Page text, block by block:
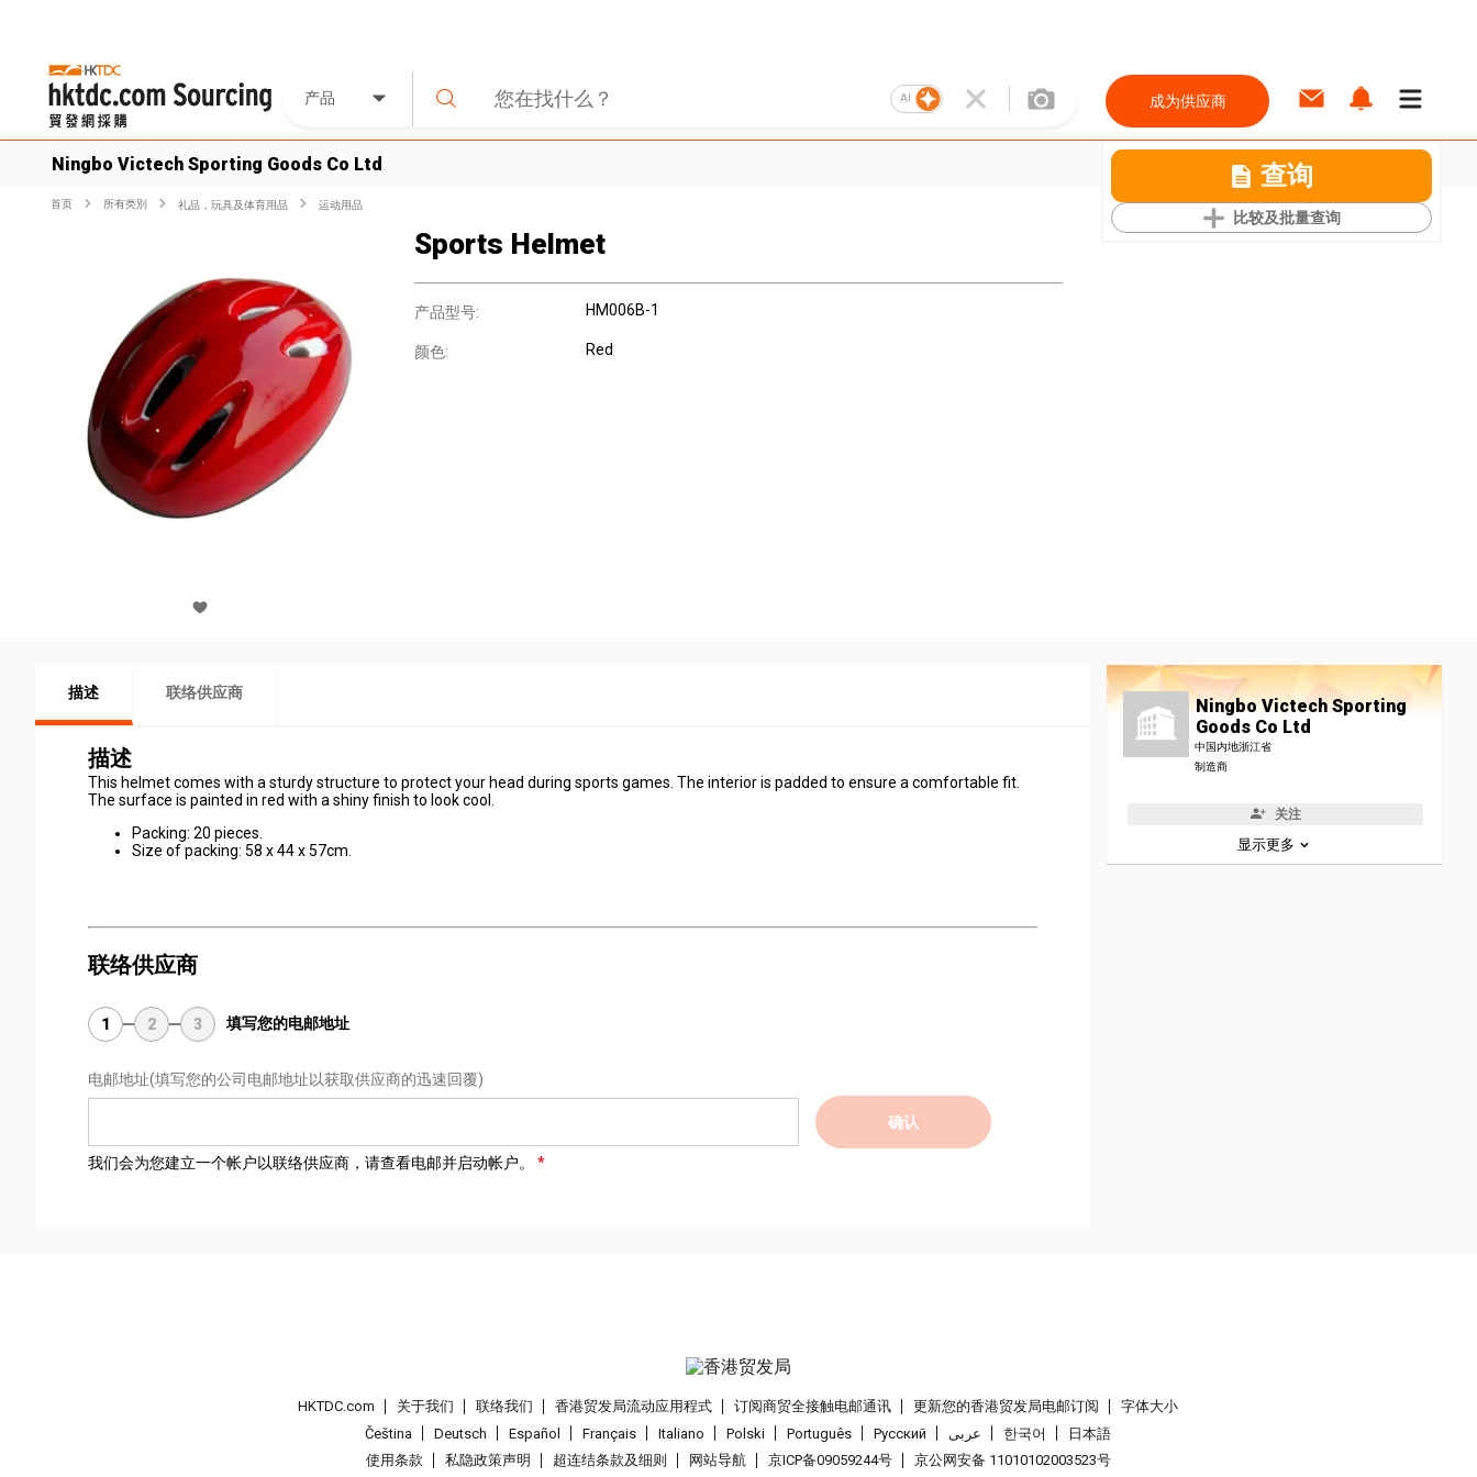
产品 AI 成为供应商
Ningbo Victech Sporting Goods Co Ltd 查询
比较及批量查询
首页 所有类別 礼品，玩具及体育用品 运动用品
Sports Helmet
产品型号: HM006B-1
颜色: Red
描述 联络供应商
描述
This helmet comes with a sturdy structure to protect your head during sports games. The interior is padded to ensure a comfortable fit.
The surface is painted in red with a shiny finish to look cool.
Packing: 20 pieces.
Size of packing: 58 x 44 x 57cm.
联络供应商
1 2 3 填写您的电邮地址
电邮地址(填写您的公司电邮地址以获取供应商的迅速回覆)
确认
我们会为您建立一个帐户以联络供应商，请查看电邮并启动帐户。
Ningbo Victech Sporting
Goods Co Ltd
中国内地浙江省
制造商
关注
显示更多
HKTDC.com 关于我们 联络我们 香港贸发局流动应用程式 订阅商贸全接触电邮通讯 更新您的香港贸发局电邮订阅
字体大小
Čeština
Deutsch Español Français Italiano Polski Português Pусский عربى 한국어
日本語
使用条款
私隐政策声明 超连结条款及细则 网站导航 京ICP备09059244号 京公网安备 11010102003523号